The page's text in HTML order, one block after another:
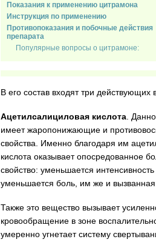
Показания к применению цитрамона
Инструкция по применению
Противопоказания и побочные действия
препарата
Популярные вопросы о цитрамоне:
В его состав входят три действующих
Ацетилсалициловая кислота .
имеет жаропонижающие и
свойства. Именно благодаря им
кислота оказывает опосредованное
свойство: уменьшается
уменьшается боль, им же и вызванная.
Также это вещество вызывает
кровообращение в зоне
умеренно угнетает систему